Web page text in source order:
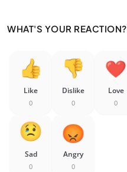
WHAT'S YOUR REACTION?
Like
0
Dislike
0
Love
0
Sad
0
Angry
0